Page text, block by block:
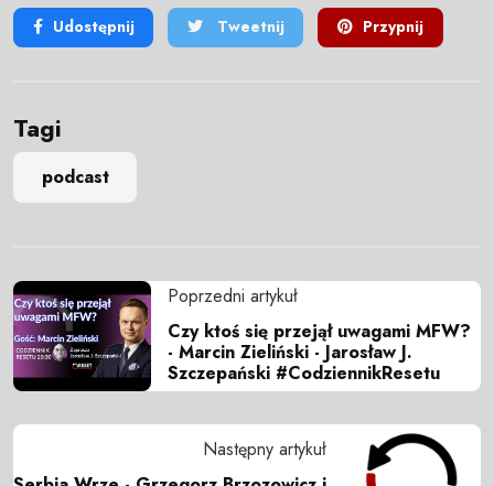
Udostępnij Tweetnij Przypnij
Tagi
podcast
Poprzedni artykuł
Czy ktoś się przejął uwagami MFW?
- Marcin Zieliński - Jarosław J.
Szczepański #CodziennikResetu
Następny artykuł